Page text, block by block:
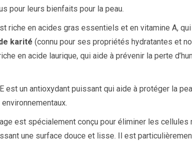
pour leurs bienfaits pour la peau.
riche en acides gras essentiels et en vitamine A,
karité (connu pour ses propriétés hydratantes et
en acide laurique, qui aide à prévenir la perte
est un antioxydant puissant qui aide à protéger la
est spécialement conçu pour éliminer les cellules
une surface douce et lisse. Il est